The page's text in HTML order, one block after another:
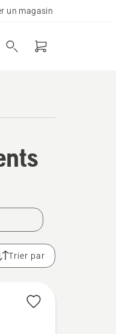
un magasin
Trier par